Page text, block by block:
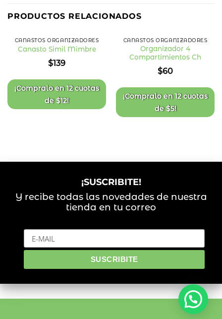
PRODUCTOS RELACIONADOS
de
deseos
CANASTOS ORGANIZADORES
Canasto Simil Mimbre
$139
¡Compralo en12 cuotas
de$12!
Añadir
CANASTOS ORGANIZADORES
Organizador 4
Compartimientos Ch
$60
¡Compralo en12 cuotas
de$5!
¡SUSCRIBITE!
Y recibe todas las novedades de nuestra
tienda en tu correo